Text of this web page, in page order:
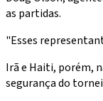
as partidas.
"Esses
Irã e Haiti, porém,
segurança do